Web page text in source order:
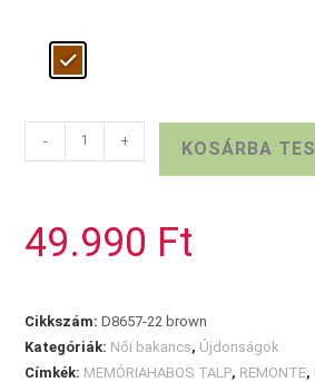
REMONTE
barna
mennyiség
- + KOSÁRBA
49.990 Ft
Cikkszám:D8657-22 brown
Kategóriák: Női bakancs, Újdonságok
Címkék: MEMÓRIAHABOS TALP, REMONTE,